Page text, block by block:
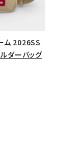
ム 2026SS
ダーバッグ